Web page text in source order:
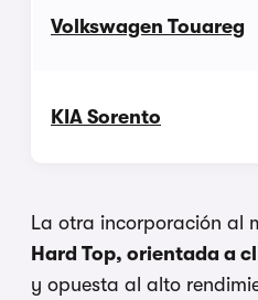
Volkswagen Touareg
KIA Sorento
La otra incorporación al
Hard Top, orientada a
y opuesta al alto